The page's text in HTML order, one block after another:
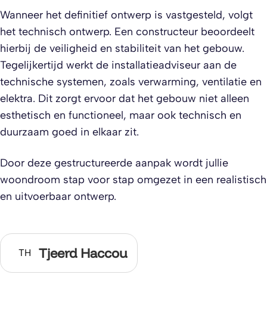
Wanneer het definitief ontwerp is vastgesteld, volgt
het technisch ontwerp. Een constructeur beoordeelt
hierbij de veiligheid en stabiliteit van het gebouw.
Tegelijkertijd werkt de installatieadviseur aan de
technische systemen, zoals verwarming, ventilatie en
elektra. Dit zorgt ervoor dat het gebouw niet alleen
esthetisch en functioneel, maar ook technisch en
duurzaam goed in elkaar zit.
Door deze gestructureerde aanpak wordt jullie
woondroom stap voor stap omgezet in een realistisch
en uitvoerbaar ontwerp.
TH Tjeerd Haccou